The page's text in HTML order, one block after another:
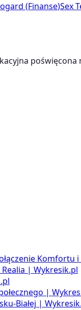
(Finanse)Sex
| Wykresik.pl
|
Białej |